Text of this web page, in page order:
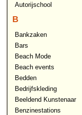
Autorijschool
B
Bankzaken
Bars
Beach Mode
Beach events
Bedden
Bedrijfskleding
Beeldend Kunstenaar
Benzinestations